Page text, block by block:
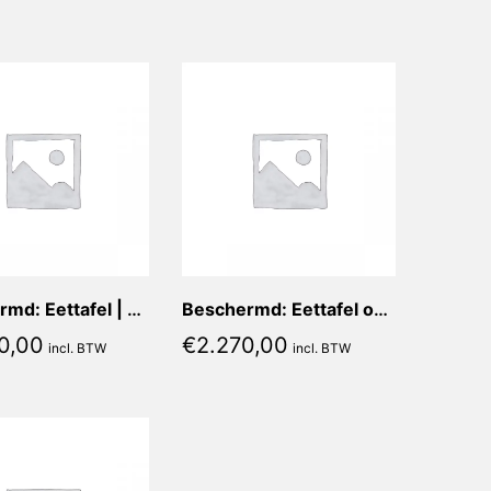
Beschermd: Eettafel | Blad: Aspetto Mat | Vorm: Rechthoek | Onderstel: Mirella koker 4x4cm | Afmetingen: 260x100cm | Kleur onderstel: Brown
incl. BTW
Beschermd: Eettafel op maat – Blad Nero Compratore mat | vorm Recht | Afmeting 230x90x76cm | Onderstel Lauretta dubbele poedercoating
€2.270,00 incl. BTW